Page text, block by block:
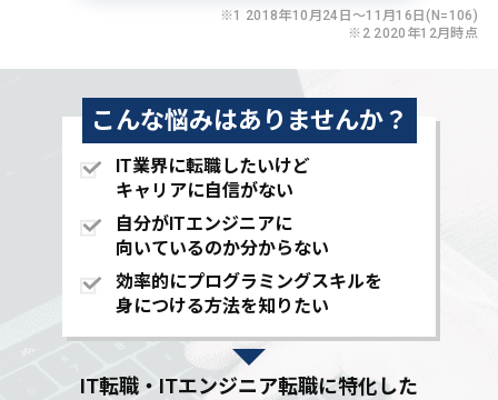
※1 2018年10月24日〜11月16日(N=106)
※2 2020年12月時点
こんな悩みはありませんか？
IT業界に転職したいけど
キャリアに自信がない
自分がITエンジニアに
向いているのか分からない
効率的にプログラミングスキルを
身につける方法を知りたい
IT転職・ITエンジニア転職に特化した